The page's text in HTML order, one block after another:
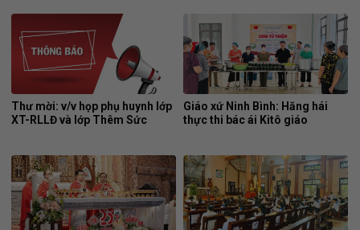
Thư mời: v/v họp phụ huynh lớp
XT-RLLĐ và lớp Thêm Sức
Giáo xứ Ninh Bình: Hăng hái
thực thi bác ái Kitô giáo